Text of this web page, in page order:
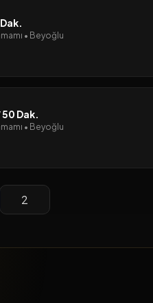
• Beyoğlu
50 Dak.
• Beyoğlu
2